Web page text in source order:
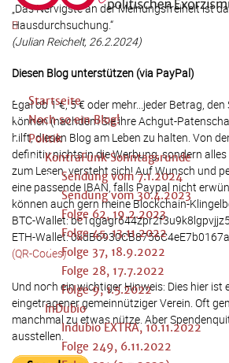
Startseite
Noch so ein Blog!
Politik
KontraFunk Sonntagsrunde
Sendung vom 7.1.2024
Sendung vom 30.4.2023
Folge 62, 19.2.2023
Folge 45, 13.11.2022
Folge 37, 18.9.2022
Folge 28, 17.7.2022
Folge 9, 1.5.2022
InDubio
Indubio EXTRA, 10.11.2022
Folge 249, 6.11.2022
„Das Nervigste an der Meinungsfreiheit ist
Hausdurchsuchung.“
(Julian Reichelt, 26.2.2024)
Diesen Blog unterstützen (via PayPal)
Egal ob 1 €, 5 € oder mehr...jeder Betrag,
können (nachdem Sie ihre Achgut-
hilft, diesen Blog am Leben zu halten. Von
definitiv nichts in die Werbung, sondern alles
zum Lesen, versteht sich! Auf Wunsch und
eine passende IBAN, falls Paypal nicht
können auch gern meine Blockchain-
BTC-Wallet:
ETH-Wallet:
(QR-Codes)
Und noch ein wichtiger Hinweis: Dies hier ist
eingetragener gemeinnütziger Verein. Oft
manchmal zu etwas nütze. Aber
ausstellen.